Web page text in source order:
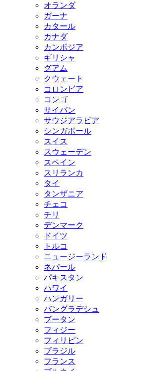
オランダ
ガーナ
カタール
カナダ
カンボジア
ギリシャ
グアム
クウェート
コロンビア
コンゴ
サイパン
サウジアラビア
シンガポール
スイス
スウェーデン
スペイン
スリランカ
タイ
タンザニア
チェコ
チリ
デンマーク
ドイツ
トルコ
ニュージーランド
ネパール
パキスタン
ハワイ
ハンガリー
バングラデシュ
ブータン
フィジー
フィリピン
ブラジル
フランス